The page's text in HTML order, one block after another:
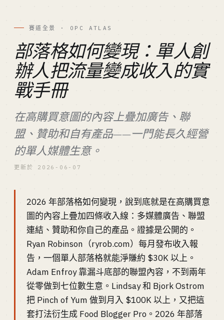
賽道全景 · OPC ATLAS
部落格如何變現：單人創
辦人把流量變成收入的實
戰手冊
在高購買意圖的內容上疊加廣告、聯
盟、贊助和自有產品——一門能長久經營
的單人媒體生意。
更新於 2026-06-07
2026 年部落格如何變現，說到底就是在高購買意
圖的內容上疊加四條收入線：多媒體廣告、聯盟
連結、贊助和你自己的產品。證據是公開的。
Ryan Robinson（ryrob.com）每月發布收入報
告，一個單人部落格就能淨賺約 $30K 以上。
Adam Enfroy 靠漏斗底部的聯盟內容，不到兩年
從零做到七位數生意。Lindsay 和 Bjork Ostrom
把 Pinch of Yum 做到月入 $100K 以上，又把這
套打法衍生成 Food Blogger Pro。2026 年部落